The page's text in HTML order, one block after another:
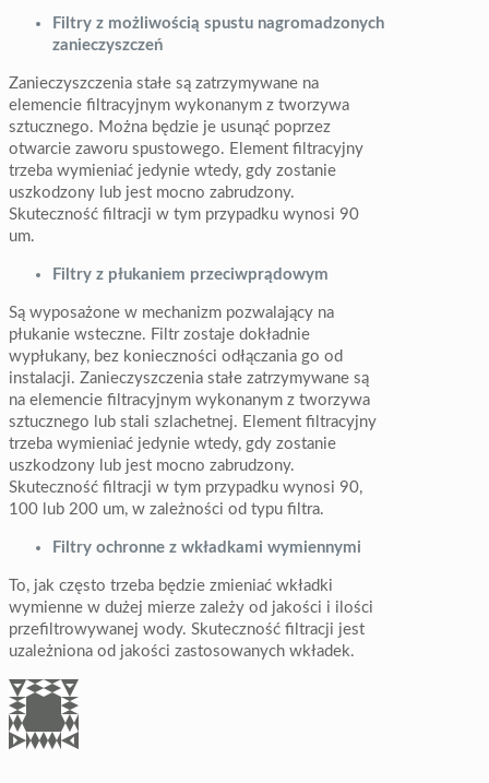
Filtry z możliwością spustu nagromadzonych
zanieczyszczeń
Zanieczyszczenia stałe są zatrzymywane na
elemencie filtracyjnym wykonanym z tworzywa
sztucznego. Można będzie je usunąć poprzez
otwarcie zaworu spustowego. Element filtracyjny
trzeba wymieniać jedynie wtedy, gdy zostanie
uszkodzony lub jest mocno zabrudzony.
Skuteczność filtracji w tym przypadku wynosi 90
um.
Filtry z płukaniem przeciwprądowym
Są wyposażone w mechanizm pozwalający na
płukanie wsteczne. Filtr zostaje dokładnie
wypłukany, bez konieczności odłączania go od
instalacji. Zanieczyszczenia stałe zatrzymywane są
na elemencie filtracyjnym wykonanym z tworzywa
sztucznego lub stali szlachetnej. Element filtracyjny
trzeba wymieniać jedynie wtedy, gdy zostanie
uszkodzony lub jest mocno zabrudzony.
Skuteczność filtracji w tym przypadku wynosi 90,
100 lub 200 um, w zależności od typu filtra.
Filtry ochronne z wkładkami wymiennymi
To, jak często trzeba będzie zmieniać wkładki
wymienne w dużej mierze zależy od jakości i ilości
przefiltrowywanej wody. Skuteczność filtracji jest
uzależniona od jakości zastosowanych wkładek.